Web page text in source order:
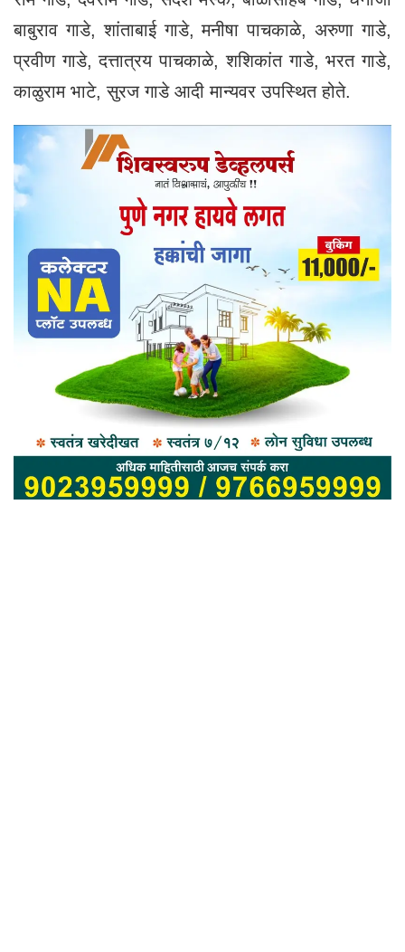
बाबुराव गाडे, शांताबाई गाडे, मनीषा पाचकाळे, अरुणा गाडे,
प्रवीण गाडे, दत्तात्रय पाचकाळे, शशिकांत गाडे, भरत गाडे,
काळुराम भाटे, सुरज गाडे आदी मान्यवर उपस्थित होते.